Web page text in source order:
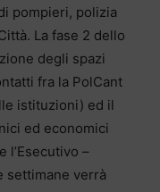
pompieri, polizia
La fase 2 dello
degli spazi
fra la PolCant
istituzioni) ed il
ed economici
l’Esecutivo –
settimane verrà